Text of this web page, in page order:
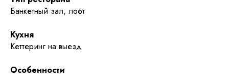
Банкетный зал, лофт
Кухня
Кеттеринг на выезд
Особенности